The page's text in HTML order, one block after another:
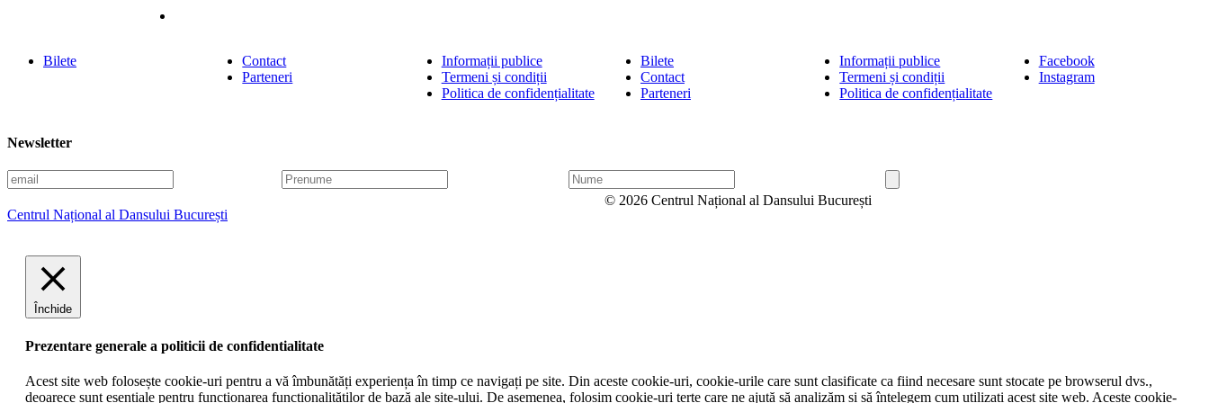
Bilete
Contact
Parteneri
Informații publice
Termeni și condiții
Politica de confidențialitate
Bilete
Contact
Parteneri
Informații publice
Termeni și condiții
Politica de confidențialitate
Facebook
Instagram
Newsletter
E
m
a
i
P
r
N
u
Centrul Național al Dansului București
© 2026 Centrul Național al Dansului București
Închide
Prezentare generale a politicii de confidentialitate
Acest site web folosește cookie-uri pentru a vă îmbunătăți experiența în timp ce navigați pe site. Din aceste cookie-uri, cookie-urile care sunt clasificate ca fiind necesare sunt stocate pe browserul dvs.,
deoarece sunt esențiale pentru funcționarea funcționalităților de bază ale site-ului. De asemenea, folosim cookie-uri terțe care ne ajută să analizăm și să înțelegem cum utilizați acest site web. Aceste cookie-